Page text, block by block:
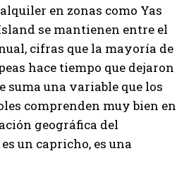
en zonas como Yas
se mantienen entre el
cifras que la mayoría de
hace tiempo que dejaron
suma una variable que los
comprenden muy bien en
geográfica del
un capricho, es una